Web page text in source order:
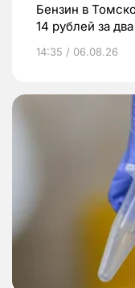
Бензин в
14 рублей за
14:35 / 06.08.26